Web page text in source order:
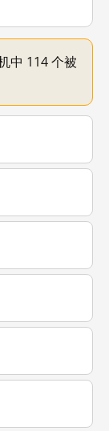
中 114 个被